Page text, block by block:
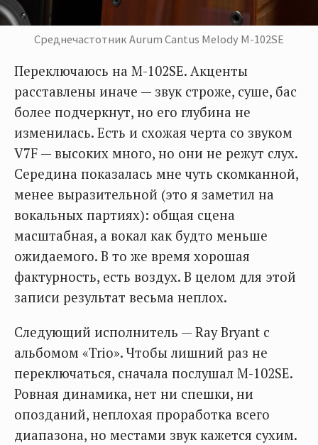
Среднечастотник Aurum Cantus Melody M-102SE
Переключаюсь на M-102SE. Акценты
расставлены иначе — звук строже, суше, бас
более подчеркнут, но его глубина не
изменилась. Есть и схожая черта со звуком
V7F — высоких много, но они не режут слух.
Середина показалась мне чуть скомканной,
менее выразительной (это я заметил на
вокальных партиях): общая сцена
масштабная, а вокал как будто меньше
ожидаемого. В то же время хорошая
фактурность, есть воздух. В целом для этой
записи результат весьма неплох.
Следующий исполнитель — Ray Bryant с
альбомом «Trio». Чтобы лишний раз не
переключаться, сначала послушал M-102SE.
Ровная динамика, нет ни спешки, ни
опозданий, неплохая проработка всего
диапазона, но местами звук кажется сухим.